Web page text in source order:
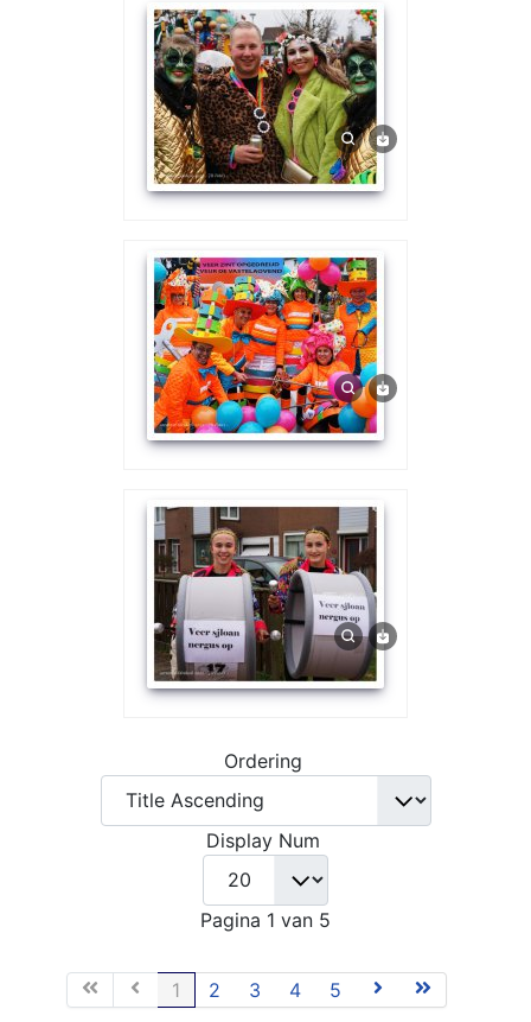
Ordering
Display Num
Pagina 1 van 5
1 2 3 4 5